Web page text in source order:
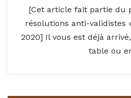
[Cet article fait partie du
résolutions anti-validistes
2020] Il vous est déjà
table ou